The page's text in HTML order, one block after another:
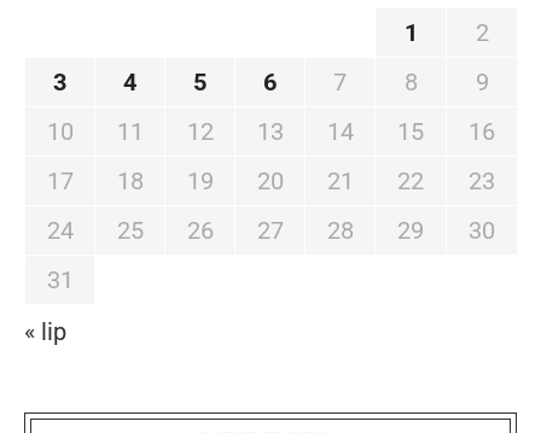
1
2
3
4 5 6 7 8
9
10
11 12 13 14 15
16
17
18 19 20 21 22
23
24
25 26 27 28 29
30
31
« lip